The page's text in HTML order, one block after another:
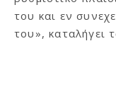
του και εν
του», καταλήγει